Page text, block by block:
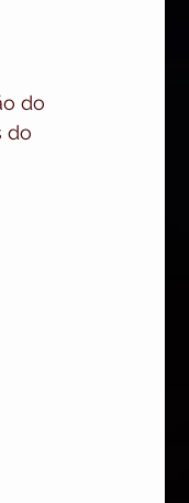
do
do